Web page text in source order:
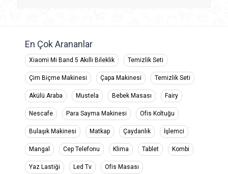
En Çok Arananlar
Xiaomi Mi Band 5 Akıllı Bileklik Temizlik Seti
Çim Biçme Makinesi Çapa Makinesi Temizlik Seti
Akülü Araba Mustela Bebek Masası Fairy
Nescafe Para Sayma Makinesi Ofis Koltuğu
Bulaşık Makinesi Matkap Çaydanlık İşlemci
Mangal Cep Telefonu Klima Tablet Kombi
Yaz Lastiği Led Tv Ofis Masası